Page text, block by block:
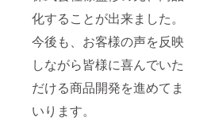
化することが出来ました。
今後も、お客様の声を反映
しながら皆様に喜んでいた
だける商品開発を進めてま
いります。